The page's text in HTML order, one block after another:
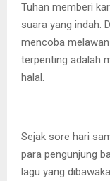
Tuhan memberi
suara yang indah.
mencoba
terpenting adalah
halal.
Sejak sore hari
para pengunjung
lagu yang